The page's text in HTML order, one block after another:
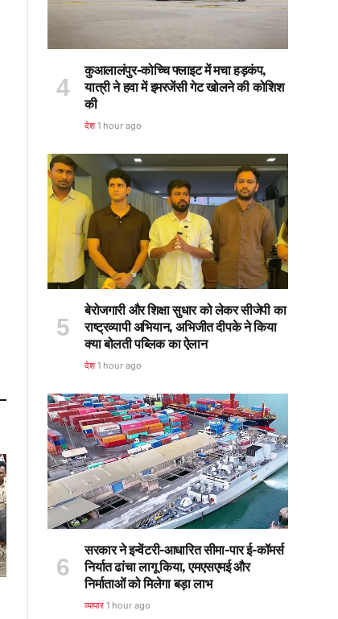
कुआलालंपुर-कोच्चि फ्लाइट में मचा हड़कंप,
यात्री ने हवा में इमरजेंसी गेट खोलने की कोशिश
की
देश 1 hour ago
बेरोजगारी और शिक्षा सुधार को लेकर सीजेपी का
राष्ट्रव्यापी अभियान, अभिजीत दीपके ने किया
क्या बोलती पब्लिक का ऐलान
देश 1 hour ago
सरकार ने इन्वेंटरी-आधारित सीमा-पार ई-कॉमर्स
निर्यात ढांचा लागू किया, एमएसएमई और
निर्माताओं को मिलेगा बड़ा लाभ
व्यापार 1 hour ago